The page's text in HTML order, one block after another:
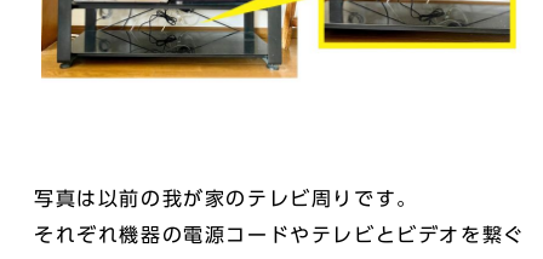
写真は以前の我が家のテレビ周りです。
それぞれ機器の電源コードやテレビとビデオを繋ぐ